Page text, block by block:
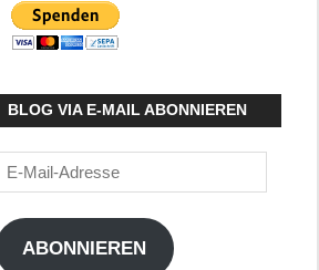
BLOG VIA E-MAIL ABONNIEREN
E-
Adresse
ABONNIEREN